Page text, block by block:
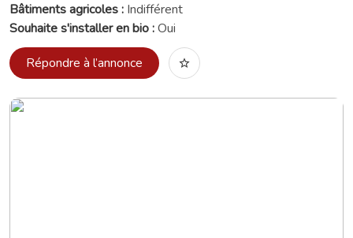
Bâtiments agricoles : Indifférent
Souhaite s'installer en bio :Oui
Répondre à l’annonce